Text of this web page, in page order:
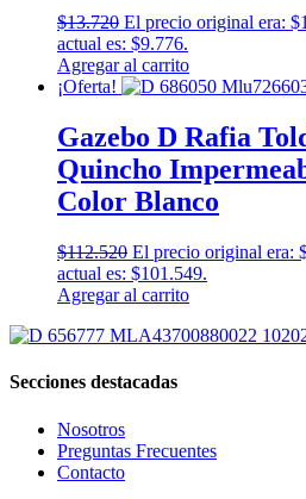
$13.720 El precio original era:
actual es: $9.776.
Agregar al carrito
¡Oferta!
Gazebo D Rafia
Quincho
Color Blanco
$112.520 El precio original era:
actual es: $101.549.
Agregar al carrito
Secciones destacadas
Nosotros
Preguntas Frecuentes
Contacto